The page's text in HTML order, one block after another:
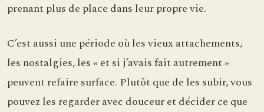
prenant plus de place dans leur propre vie.
C’est aussi une période où les vieux attachements,
les nostalgies, les « et si j’avais fait autrement »
peuvent refaire surface. Plutôt que de les subir, vous
pouvez les regarder avec douceur et décider ce que